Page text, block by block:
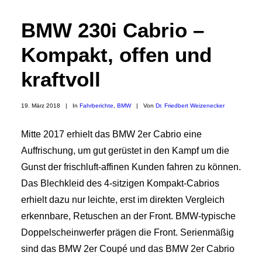
BMW 230i Cabrio –
Kompakt, offen und
kraftvoll
19. März 2018 | In Fahrberichte BMW | Von Dr. Friedbert Weizenecker
Mitte 2017 erhielt das BMW 2er Cabrio eine
Auffrischung, um gut gerüstet in den Kampf um die
Gunst der frischluft-affinen Kunden fahren zu können.
Das Blechkleid des 4-sitzigen Kompakt-Cabrios
erhielt dazu nur leichte, erst im direkten Vergleich
erkennbare, Retuschen an der Front. BMW-typische
Doppelscheinwerfer prägen die Front. Serienmäßig
sind das BMW 2er Coupé und das BMW 2er Cabrio